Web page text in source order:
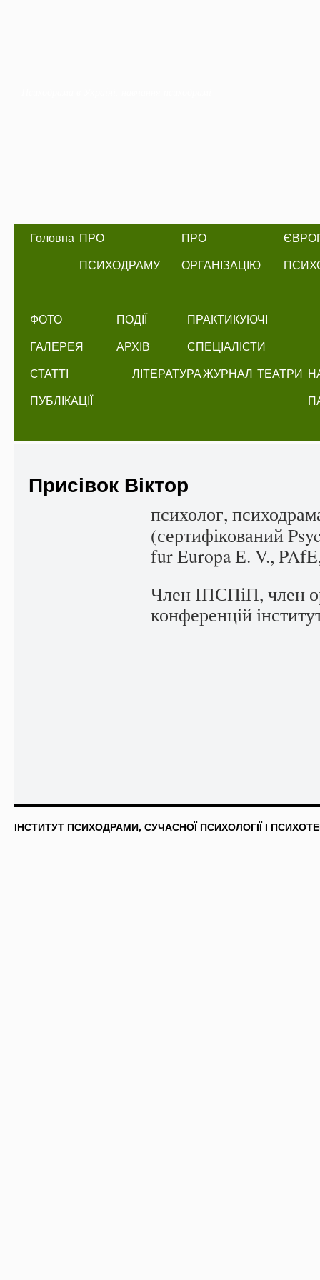
Головна ПРО
ПСИХОДРАМУ
ПРО
ОРГАНІЗАЦІЮ
ФОТО
ГАЛЕРЕЯ
ПОДІЇ
АРХІВ
ПРАКТИКУЮЧІ
СПЕЦІАЛІСТИ
СТАТТІ
ПУБЛІКАЦІЇ
ЛІТЕРАТУРАЖУРНАЛ ТЕАТРИ
Присівок Віктор
психолог,
(сертифікований
fur Europa Е. V.,
Член ІПСПіП, член
конференцій
ІНСТИТУТ ПСИХОДРАМИ, СУЧАСНОЇ ПСИХОЛОГІЇ І